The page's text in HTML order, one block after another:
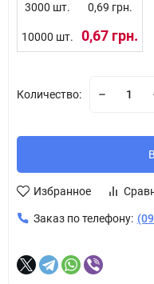
3000 шт. 0,69 грн.
10000 шт. 0,67 грн.
Количество:
Избранное
Заказ по телефону: